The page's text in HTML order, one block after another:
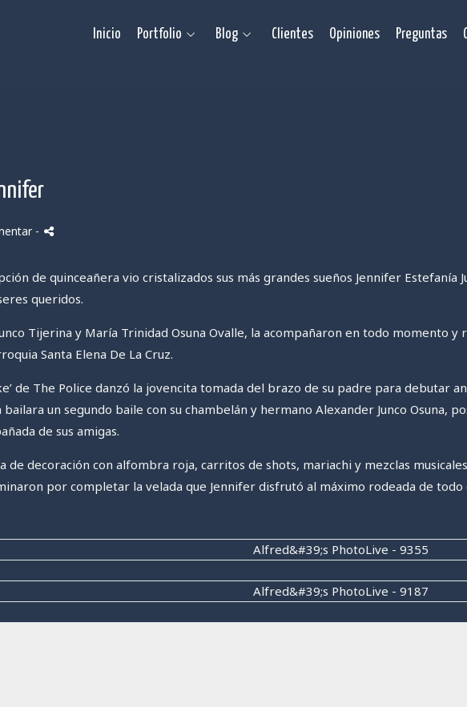
Inicio Portfolio Blog Clientes Opiniones Preguntas
-
de quinceañera vio cristalizados sus más grandes sueños Jennifer Estefanía
queridos.
Tijerina y María Trinidad Osuna Ovalle, la acompañaron en todo momento y
Santa Elena De La Cruz.
de The Police danzó la jovencita tomada del brazo de su padre para debutar
un segundo baile con su chambelán y hermano Alexander Junco Osuna,
de sus amigas.
de decoración con alfombra roja, carritos de shots, mariachi y mezclas
por completar la velada que Jennifer disfrutó al máximo rodeada de